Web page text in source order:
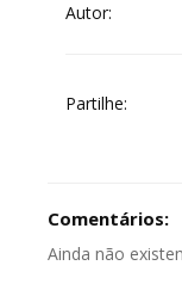
Autor:
Partilhe:
Comentários:
Ainda não